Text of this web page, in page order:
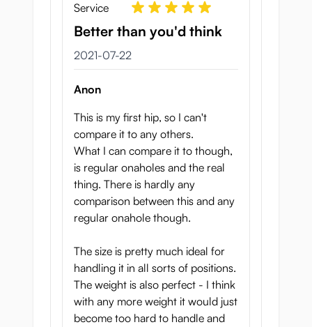
Service
Better than you'd think
22 juli 2021
2021-07-22
Anon
This is my first hip, so I can't
compare it to any others.
What I can compare it to though,
is regular onaholes and the real
thing. There is hardly any
comparison between this and any
regular onahole though.
The size is pretty much ideal for
handling it in all sorts of positions.
The weight is also perfect - I think
with any more weight it would just
become too hard to handle and